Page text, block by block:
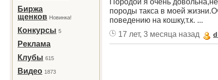
Биржа
щенков Новинка!
Конкурсы 5
Реклама
Клубы 615
Видео 1873
породы такса в моей
поведению на кошку,т.к. ...
17 лет, 3 месяца назад